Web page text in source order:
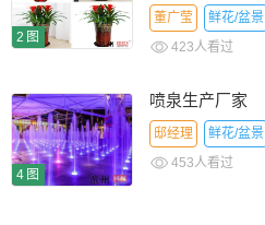
2图
张庆典
董广莹
鲜花/盆景
423人看过
4图
喷泉生产厂家
邸经理
鲜花/盆景
453人看过